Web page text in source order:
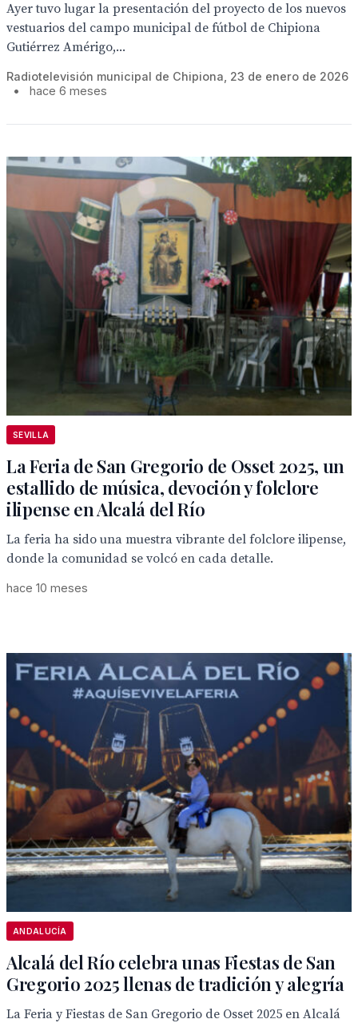
Ayer tuvo lugar la presentación del proyecto de los nuevos
vestuarios del campo municipal de fútbol de Chipiona
Gutiérrez Amérigo,...
Radiotelevisión municipal de Chipiona, 23 de enero de 2026
•
hace 6 meses
SEVILLA
La Feria de San Gregorio de Osset 2025, un
estallido de música, devoción y folclore
ilipense en Alcalá del Río
La feria ha sido una muestra vibrante del folclore ilipense,
donde la comunidad se volcó en cada detalle.
hace 10 meses
ANDALUCÍA
Alcalá del Río celebra unas Fiestas de San
Gregorio 2025 llenas de tradición y alegría
La Feria y Fiestas de San Gregorio de Osset 2025 en Alcalá